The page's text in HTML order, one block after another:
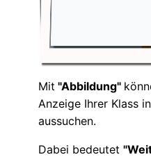
Mit "Abbildung"
Anzeige Ihrer Klass
aussuchen.
Dabei bedeutet